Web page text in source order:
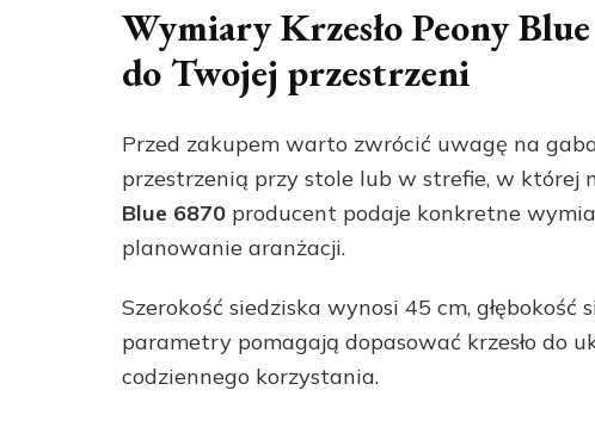
Wymiary Krzesło Peony
do Twojej przestrzeni
Przed zakupem warto zwrócić uwagę na
przestrzenią przy stole lub w strefie, w której
Blue 6870 producent podaje konkretne
planowanie aranżacji.
Szerokość siedziska wynosi 45 cm,
parametry pomagają dopasować krzesło do
codziennego korzystania.